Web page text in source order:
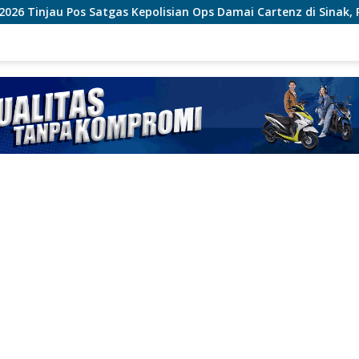
Ops Damai Cartenz di Sinak, Perkuat Pendekatan